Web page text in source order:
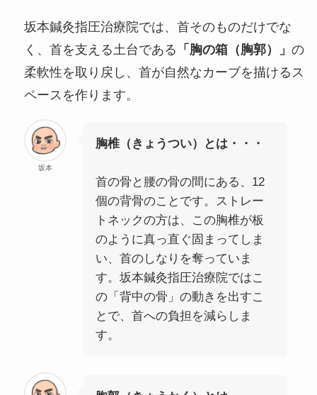
坂本鍼灸指圧治療院では、首そのものだけでな
く、首を支える土台である 「胸の箱（胸郭）」 の
柔軟性を取り戻し、首が自然なカーブを描けるス
ペースを作ります。
坂本
胸椎（きょうつい）とは・・・
首の骨と腰の骨の間にある、12
個の背骨のことです。ストレー
トネックの方は、この胸椎が板
のように真っ直ぐ固まってしま
い、首のしなりを奪っていま
す。坂本鍼灸指圧治療院ではこ
の「背中の骨」の動きを出すこ
とで、首への負担を減らしま
す。